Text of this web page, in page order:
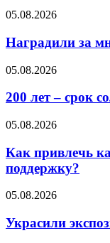
05.08.2026
Наградили за
05.08.2026
200 лет – срок
05.08.2026
Как привлечь
поддержку?
05.08.2026
Украсили